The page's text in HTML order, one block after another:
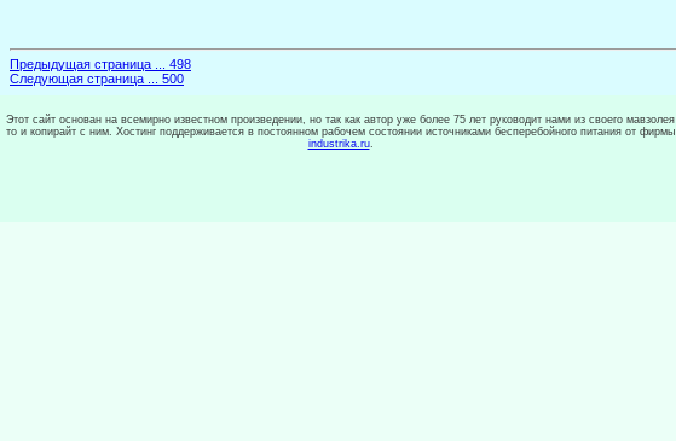
Предыдущая страница ... 498
Следующая страница ... 500
Этот сайт основан на всемирно известном произведении, но так как автор уже более 75 лет руководит нами из своего мавзолея
то и копирайт с ним. Хостинг поддерживается в постоянном рабочем состоянии источниками бесперебойного питания от фирмы
industrika.ru.